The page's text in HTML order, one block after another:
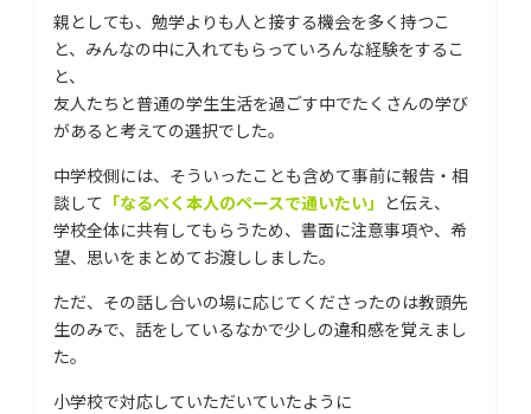
親としても、勉学よりも人と接する機会を多く持つこ
と、みんなの中に入れてもらっていろんな経験をするこ
と、
友人たちと普通の学生生活を過ごす中でたくさんの学び
があると考えての選択でした。
中学校側には、そういったことも含めて事前に報告・相
談して 「なるべく本人のペースで通いたい」 と伝え、
学校全体に共有してもらうため、書面に注意事項や、希
望、思いをまとめてお渡ししました。
ただ、その話し合いの場に応じてくださったのは教頭先
生のみで、話をしているなかで少しの違和感を覚えまし
た。
小学校で対応していただいていたように